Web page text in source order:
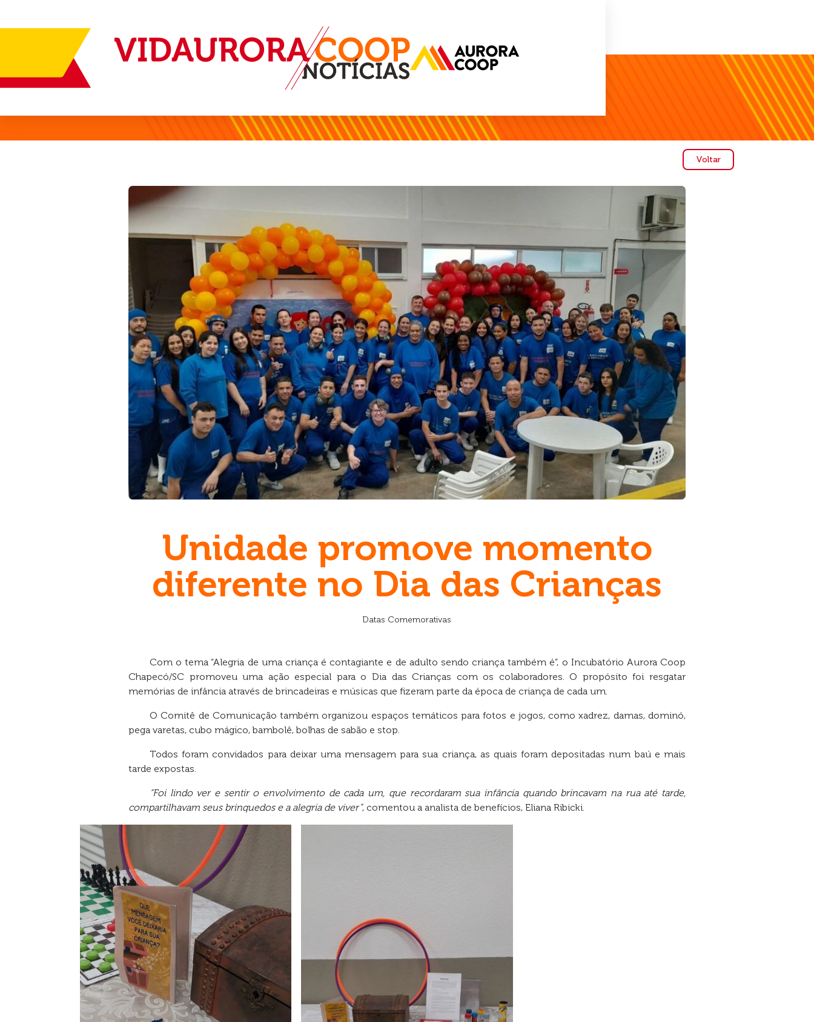
Voltar
Unidade promove momento
diferente no Dia das Crianças
Datas Comemorativas
Com o tema “Alegria de uma criança é contagiante e de adulto sendo criança também é”, o Incubatório Aurora Coop
Chapecó/SC promoveu uma ação especial para o Dia das Crianças com os colaboradores. O propósito foi resgatar
memórias de infância através de brincadeiras e músicas que fizeram parte da época de criança de cada um.
O Comitê de Comunicação também organizou espaços temáticos para fotos e jogos, como xadrez, damas, dominó,
pega varetas, cubo mágico, bambolê, bolhas de sabão e stop.
Todos foram convidados para deixar uma mensagem para sua criança, as quais foram depositadas num baú e mais
tarde expostas.
“Foi lindo ver e sentir o envolvimento de cada um, que recordaram sua infância quando brincavam na rua até tarde,
compartilhavam seus brinquedos e a alegria de viver”, comentou a analista de benefícios, Eliana Ribicki.